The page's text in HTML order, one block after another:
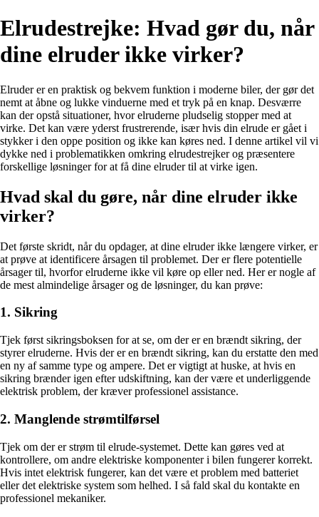
Elrudestrejke: Hvad gør du, når
dine elruder ikke virker?
Elruder er en praktisk og bekvem funktion i moderne biler, der gør det
nemt at åbne og lukke vinduerne med et tryk på en knap. Desværre
kan der opstå situationer, hvor elruderne pludselig stopper med at
virke. Det kan være yderst frustrerende, især hvis din elrude er gået i
stykker i den oppe position og ikke kan køres ned. I denne artikel vil vi
dykke ned i problematikken omkring elrudestrejker og præsentere
forskellige løsninger for at få dine elruder til at virke igen.
Hvad skal du gøre, når dine elruder ikke
virker?
Det første skridt, når du opdager, at dine elruder ikke længere virker, er
at prøve at identificere årsagen til problemet. Der er flere potentielle
årsager til, hvorfor elruderne ikke vil køre op eller ned. Her er nogle af
de mest almindelige årsager og de løsninger, du kan prøve:
1. Sikring
Tjek først sikringsboksen for at se, om der er en brændt sikring, der
styrer elruderne. Hvis der er en brændt sikring, kan du erstatte den med
en ny af samme type og ampere. Det er vigtigt at huske, at hvis en
sikring brænder igen efter udskiftning, kan der være et underliggende
elektrisk problem, der kræver professionel assistance.
2. Manglende strømtilførsel
Tjek om der er strøm til elrude-systemet. Dette kan gøres ved at
kontrollere, om andre elektriske komponenter i bilen fungerer korrekt.
Hvis intet elektrisk fungerer, kan det være et problem med batteriet
eller det elektriske system som helhed. I så fald skal du kontakte en
professionel mekaniker.